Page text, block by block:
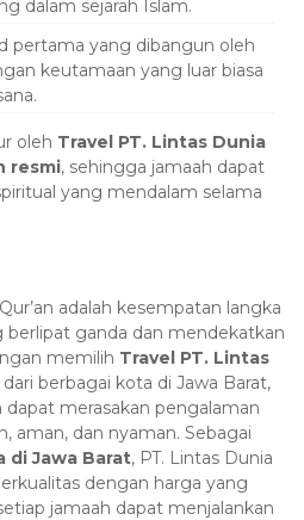
dalam sejarah Islam.
pertama yang dibangun oleh
keutamaan yang luar biasa
oleh Travel PT. Lintas Dunia
resmi, sehingga jamaah dapat
yang mendalam selama
adalah kesempatan langka
berlipat ganda dan mendekatkan
memilih Travel PT. Lintas
dari berbagai kota di Jawa Barat,
merasakan pengalaman
aman, dan nyaman. Sebagai
di Jawa Barat, PT. Lintas Dunia
dengan harga yang
jamaah dapat menjalankan